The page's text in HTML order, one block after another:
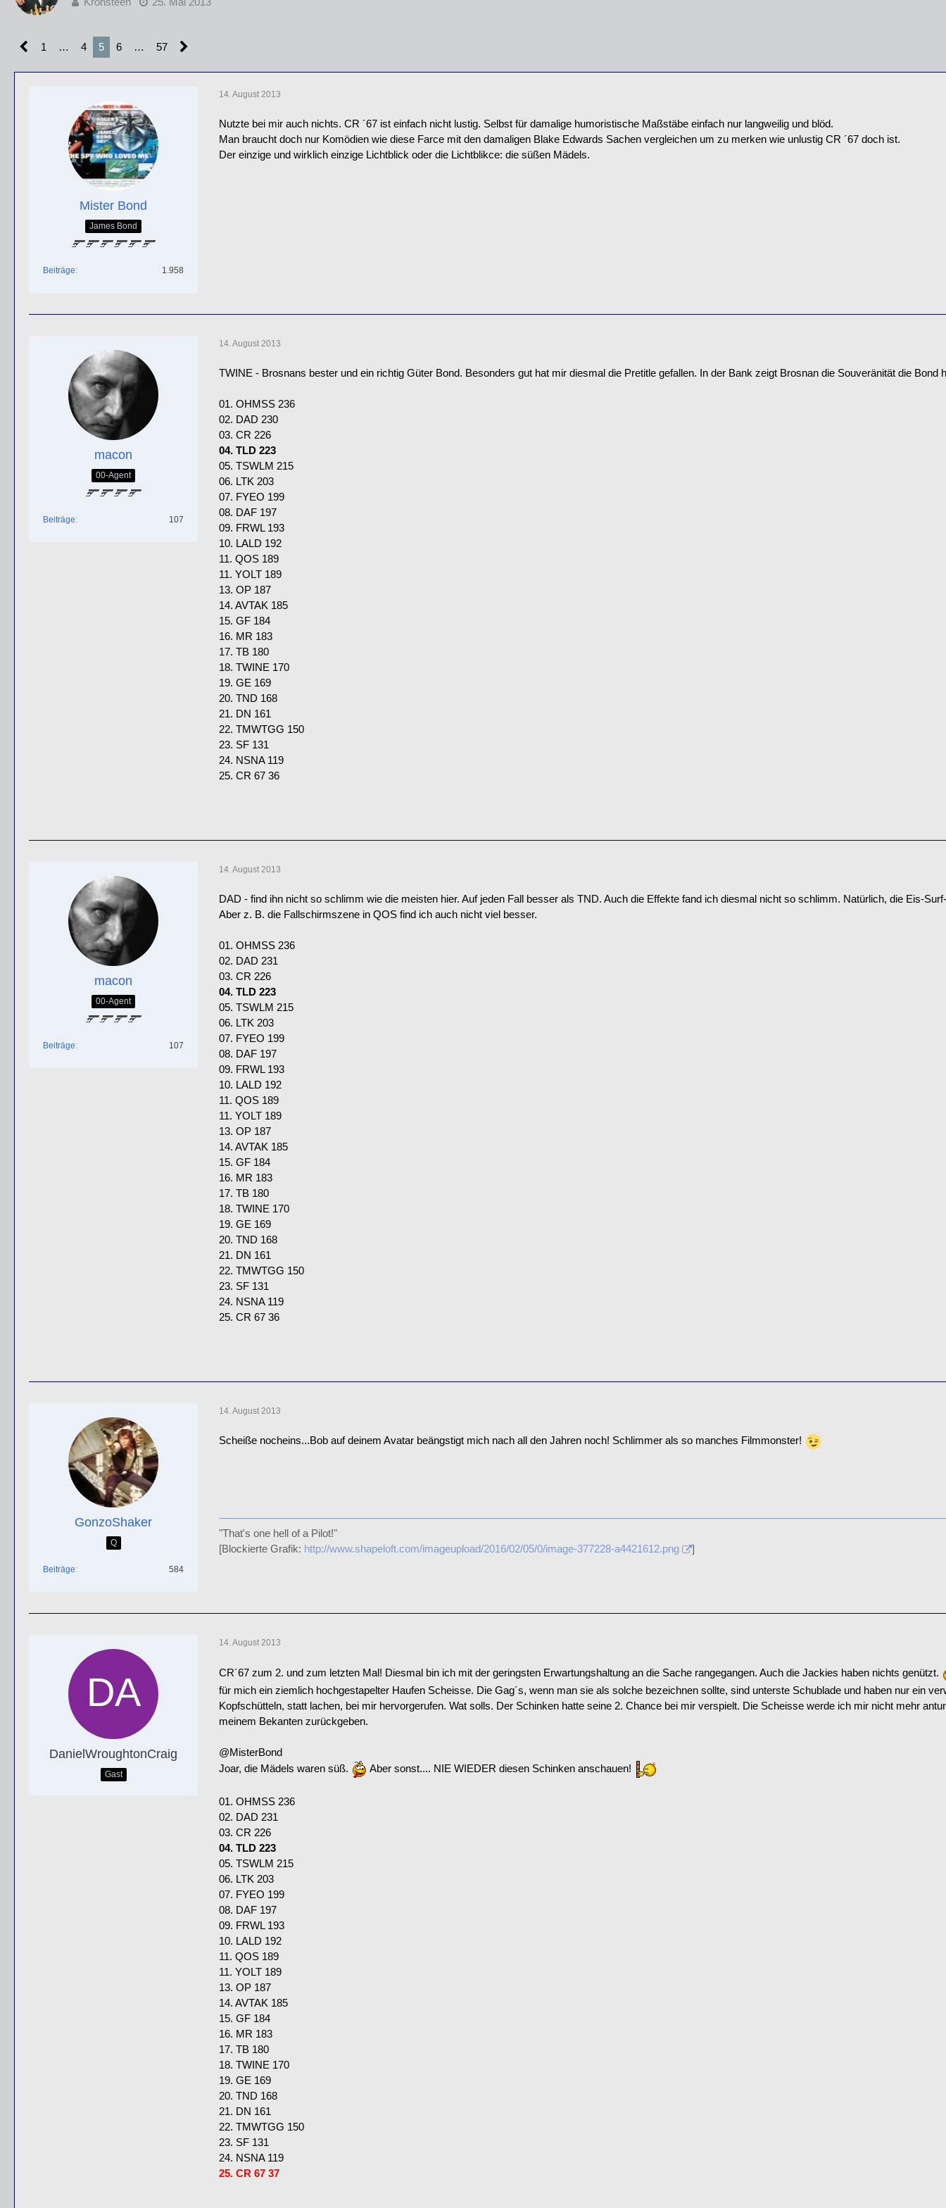
1 … 4 5 6 … 57
Mister Bond
James Bond
Beiträge 1.958
14. August 2013
Nutzte bei mir auch nichts. CR ´67 ist einfach nicht lustig. Selbst für damalige humoristische Maßstäbe einfach nur langweilig und blöd.
Man braucht doch nur Komödien wie diese Farce mit den damaligen Blake Edwards Sachen vergleichen um zu merken wie unlustig CR ´67 doch ist.
Der einzige und wirklich einzige Lichtblick oder die Lichtblikce: die süßen Mädels.
macon
00-Agent
Beiträge 107
14. August 2013
TWINE - Brosnans bester und ein richtig Güter Bond. Besonders gut hat mir diesmal die Pretitle gefallen. In der Bank zeigt Brosnan die Souveränität die Bond
01. OHMSS 236
02. DAD 230
03. CR 226
04. TLD 223
05. TSWLM 215
06. LTK 203
07. FYEO 199
08. DAF 197
09. FRWL 193
10. LALD 192
11. QOS 189
11. YOLT 189
13. OP 187
14. AVTAK 185
15. GF 184
16. MR 183
17. TB 180
18. TWINE 170
19. GE 169
20. TND 168
21. DN 161
22. TMWTGG 150
23. SF 131
24. NSNA 119
25. CR 67 36
macon
00-Agent
Beiträge 107
14. August 2013
DAD - find ihn nicht so schlimm wie die meisten hier. Auf jeden Fall besser als TND. Auch die Effekte fand ich diesmal nicht so schlimm. Natürlich, die Eis-
Aber z. B. die Fallschirmszene in QOS find ich auch nicht viel besser.
01. OHMSS 236
02. DAD 231
03. CR 226
04. TLD 223
05. TSWLM 215
06. LTK 203
07. FYEO 199
08. DAF 197
09. FRWL 193
10. LALD 192
11. QOS 189
11. YOLT 189
13. OP 187
14. AVTAK 185
15. GF 184
16. MR 183
17. TB 180
18. TWINE 170
19. GE 169
20. TND 168
21. DN 161
22. TMWTGG 150
23. SF 131
24. NSNA 119
25. CR 67 36
GonzoShaker
Q
Beiträge 584
14. August 2013
Scheiße nocheins...Bob auf deinem Avatar beängstigt mich nach all den Jahren noch! Schlimmer als so manches Filmmonster!
"That's one hell of a Pilot!"
[Blockierte Grafik: http://www.shapeloft.com/imageupload/2016/02/05/0/image-377228-a4421612.png ]
DanielWroughtonCraig
Gast
14. August 2013
CR´67 zum 2. und zum letzten Mal! Diesmal bin ich mit der geringsten Erwartungshaltung an die Sache rangegangen. Auch die Jackies haben nichts genützt.
für mich ein ziemlich hochgestapelter Haufen Scheisse. Die Gag´s, wenn man sie als solche bezeichnen sollte, sind unterste Schublade und haben nur ein
Kopfschütteln, statt lachen, bei mir hervorgerufen. Wat solls. Der Schinken hatte seine 2. Chance bei mir verspielt. Die Scheisse werde ich mir nicht mehr
meinem Bekanten zurückgeben.
@MisterBond
Joar, die Mädels waren süß.
Aber sonst.... NIE WIEDER diesen Schinken anschauen!
01. OHMSS 236
02. DAD 231
03. CR 226
04. TLD 223
05. TSWLM 215
06. LTK 203
07. FYEO 199
08. DAF 197
09. FRWL 193
10. LALD 192
11. QOS 189
11. YOLT 189
13. OP 187
14. AVTAK 185
15. GF 184
16. MR 183
17. TB 180
18. TWINE 170
19. GE 169
20. TND 168
21. DN 161
22. TMWTGG 150
23. SF 131
24. NSNA 119
25. CR 67 37